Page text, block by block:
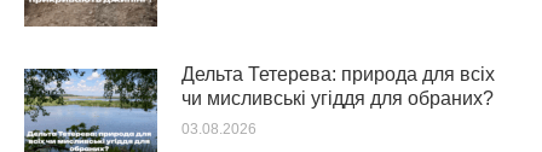
Дельта Тетерева: природа для всіх
чи мисливські угіддя для обраних?
03.08.2026